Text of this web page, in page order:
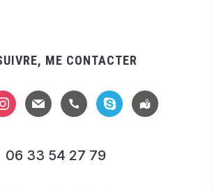
ME CONTACTER
mail handsetskype
location-
alt
06 33 54 27 79